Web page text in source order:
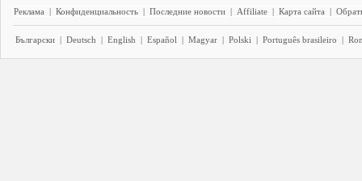
Реклама | Конфиденциальность | Последние новости | Affiliate | Карта сайта |
Български | Deutsch | English | Español | Magyar | Polski | Português brasileiro |